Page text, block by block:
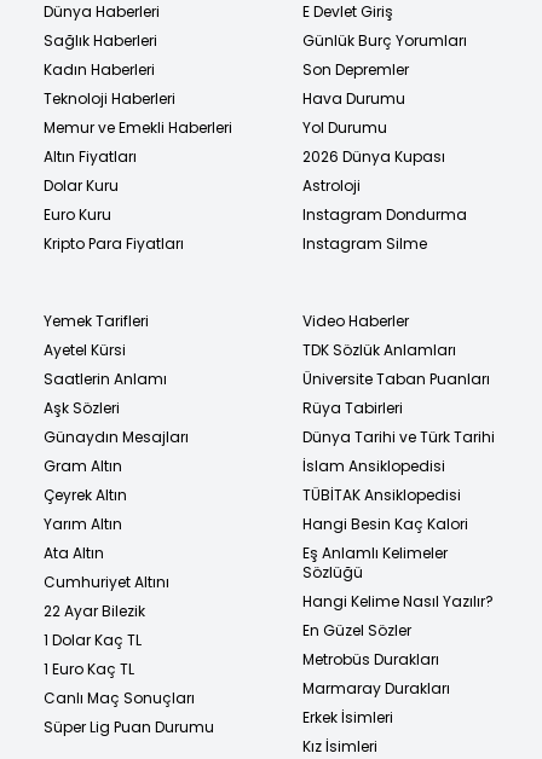
Dünya Haberleri
Sağlık Haberleri
Kadın Haberleri
Teknoloji Haberleri
Memur ve Emekli Haberleri
Altın Fiyatları
Dolar Kuru
Euro Kuru
Kripto Para Fiyatları
E Devlet Giriş
Günlük Burç Yorumları
Son Depremler
Hava Durumu
Yol Durumu
2026 Dünya Kupası
Astroloji
Instagram Dondurma
Instagram Silme
Yemek Tarifleri
Ayetel Kürsi
Saatlerin Anlamı
Aşk Sözleri
Günaydın Mesajları
Gram Altın
Çeyrek Altın
Yarım Altın
Ata Altın
Cumhuriyet Altını
22 Ayar Bilezik
1 Dolar Kaç TL
1 Euro Kaç TL
Canlı Maç Sonuçları
Süper Lig Puan Durumu
Video Haberler
TDK Sözlük Anlamları
Üniversite Taban Puanları
Rüya Tabirleri
Dünya Tarihi ve Türk Tarihi
İslam Ansiklopedisi
TÜBİTAK Ansiklopedisi
Hangi Besin Kaç Kalori
Eş Anlamlı Kelimeler
Sözlüğü
Hangi Kelime Nasıl Yazılır?
En Güzel Sözler
Metrobüs Durakları
Marmaray Durakları
Erkek İsimleri
Kız İsimleri